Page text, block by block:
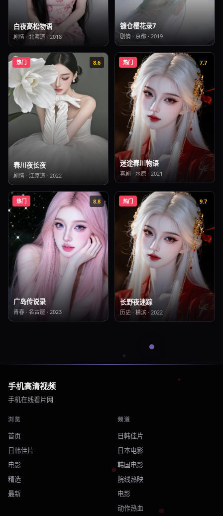
白夜高松物语
剧情· 北海道· 2018
镰仓樱花录7
剧情 · 京都 · 2019
热门 8.6
春川夜长夜
剧情· 江原道· 2022
热门 7.7
迷途春川物语
喜剧 · 水原 · 2021
热门 8.8
广岛传说录
青春· 名古屋 · 2023
热门 9.7
长野夜迷踪
历史 · 横滨 · 2022
手机高清视频
手机在线看片网
浏览
首页
日韩佳片
电影
精选
最新
频道
日韩佳片
日本电影
韩国电影
院线热映
电影
动作热血